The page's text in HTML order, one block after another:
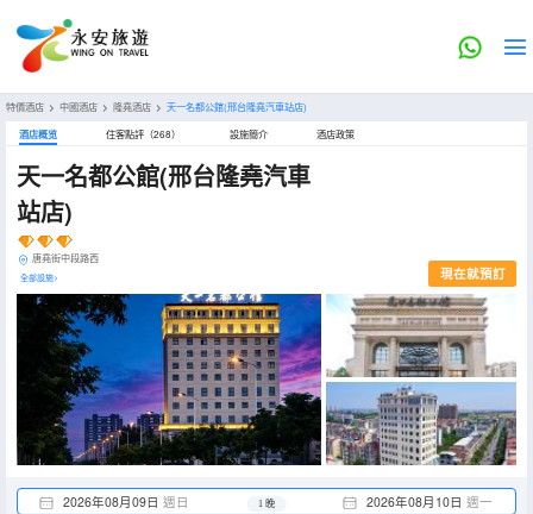
特價酒店 > 中國酒店 > 隆堯酒店 > 天一名都公館(邢台隆堯汽車站店)
酒店概览 住客點評（268） 設施簡介 酒店政策
天一名都公館(邢台隆堯汽車
站店)
唐堯街中段路西
全部設施> 現在就預訂
2026年08月09日 週日 2026年08月10日 週一
1 晚